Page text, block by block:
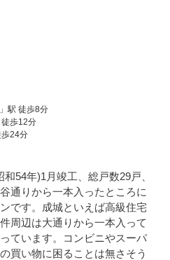
駅 徒歩8分
歩12分
24分
54年)1月竣工、総戸数29戸、
通りから一本入ったところに
です。成城といえば高級住宅
周辺は大通りから一本入って
ています。コンビニやスーパ
買い物に困ることは無さそう